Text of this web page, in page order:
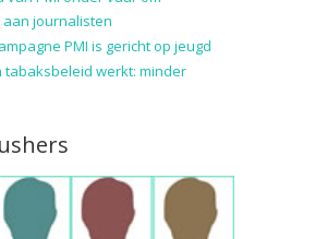
journalisten
PMI is gericht op jeugd
tabaksbeleid werkt: minder